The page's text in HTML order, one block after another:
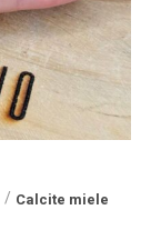
Calcite miele